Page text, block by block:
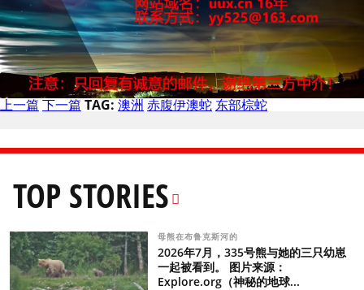
上一篇下一篇TAG:澳洲赤腹伊澳蛇东部棕蛇
TOP STORIES
母熊在布鲁克斯河的
2026年7月，335号熊与她的三只幼崽
一起被看到。 图片来源：
Explore.org（神秘的地球...